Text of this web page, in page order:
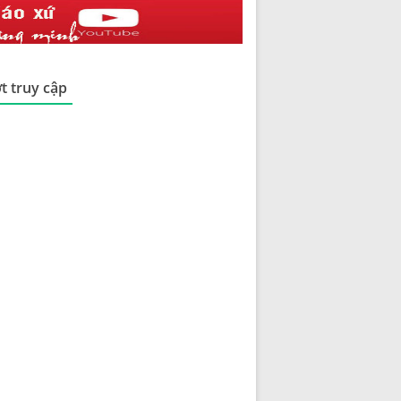
truy cập